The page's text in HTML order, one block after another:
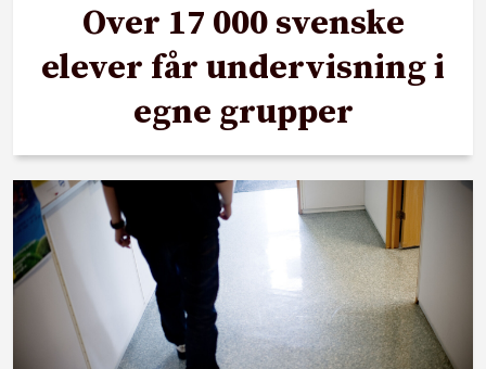
Over 17 000 svenske
elever får undervisning i
egne grupper